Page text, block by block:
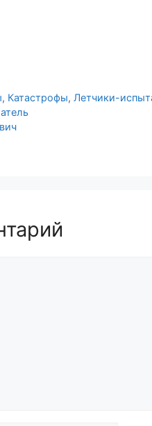
, Катастрофы,Летчики-